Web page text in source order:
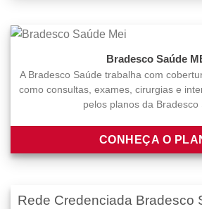
Bradesco Saúde
A Bradesco Saúde trabalha com
como consultas, exames, cirurgias e
pelos planos da Bradesco
CONHEÇA O
Rede Credenciada Bradesco